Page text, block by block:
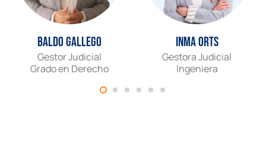
Baldo Gallego
Gestor Judicial
Grado en Derecho
Inma Orts
Gestora Judicial
Ingeniera